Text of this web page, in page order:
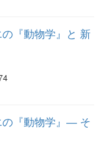
『動物学』と 新
の『動物学』― そ